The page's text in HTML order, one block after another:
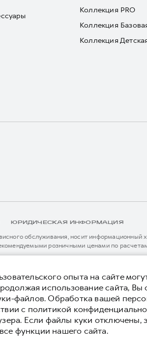
Коллекция PRO
Коллекция
Коллекция
ЮРИДИЧЕСКАЯ ИНФОРМАЦИЯ
обслуживания, носит информационный
розничными ценами по
ООО «Грейт Волл Мотор Рус» либо по
Юридическая
опыта на сайте
использование сайта, Вы
файлов. Обработка вашей
с политикой
Если файлы куки отключены,
функции нашего сайта.